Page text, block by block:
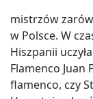
mistrzów
w Polsce. W
Hiszpanii
Flamenco Juan
flamenco, czy